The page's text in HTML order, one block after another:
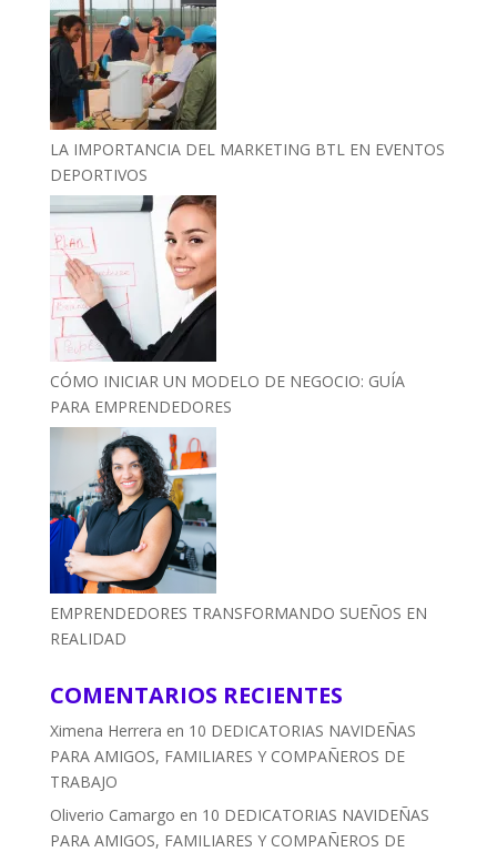
LA IMPORTANCIA DEL MARKETING BTL EN EVENTOS
DEPORTIVOS
CÓMO INICIAR UN MODELO DE NEGOCIO: GUÍA
PARA EMPRENDEDORES
EMPRENDEDORES TRANSFORMANDO SUEÑOS EN
REALIDAD
COMENTARIOS RECIENTES
Ximena Herrera en 10 DEDICATORIAS NAVIDEÑAS
PARA AMIGOS, FAMILIARES Y COMPAÑEROS DE
TRABAJO
Oliverio Camargo en 10 DEDICATORIAS NAVIDEÑAS
PARA AMIGOS, FAMILIARES Y COMPAÑEROS DE